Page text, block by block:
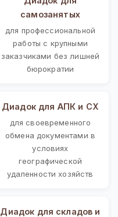
самозанятых
для профессиональной
работы с крупными
заказчиками без лишней
бюрократии
Диадок для АПК и СХ
для своевременного
обмена документами в
условиях
географической
удаленности хозяйств
Диадок для складов и